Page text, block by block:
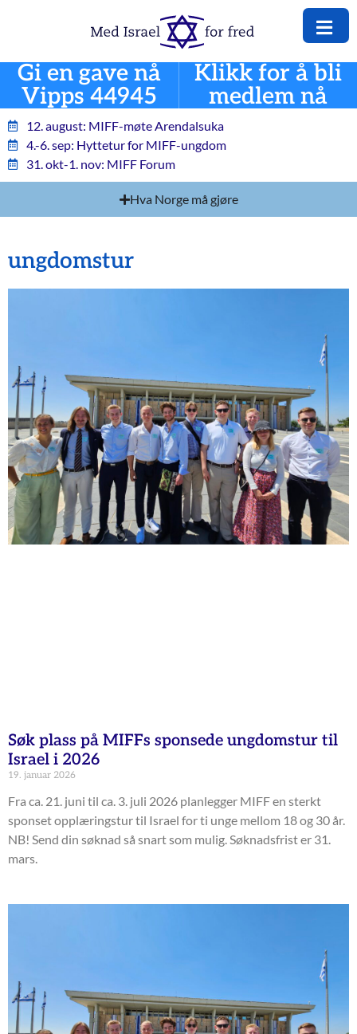
Gi en gave nå
Vipps 44945
Klikk for å bli
medlem nå
12. august: MIFF-møte Arendalsuka
4.-6. sep: Hyttetur for MIFF-ungdom
31. okt-1. nov: MIFF Forum
Hva Norge må gjøre
ungdomstur
Søk plass på MIFFs sponsede ungdomstur til
Israel i 2026
19. januar 2026
Fra ca. 21. juni til ca. 3. juli 2026 planlegger MIFF en sterkt
sponset opplæringstur til Israel for ti unge mellom 18 og 30 år.
NB! Send din søknad så snart som mulig. Søknadsfrist er 31.
mars.